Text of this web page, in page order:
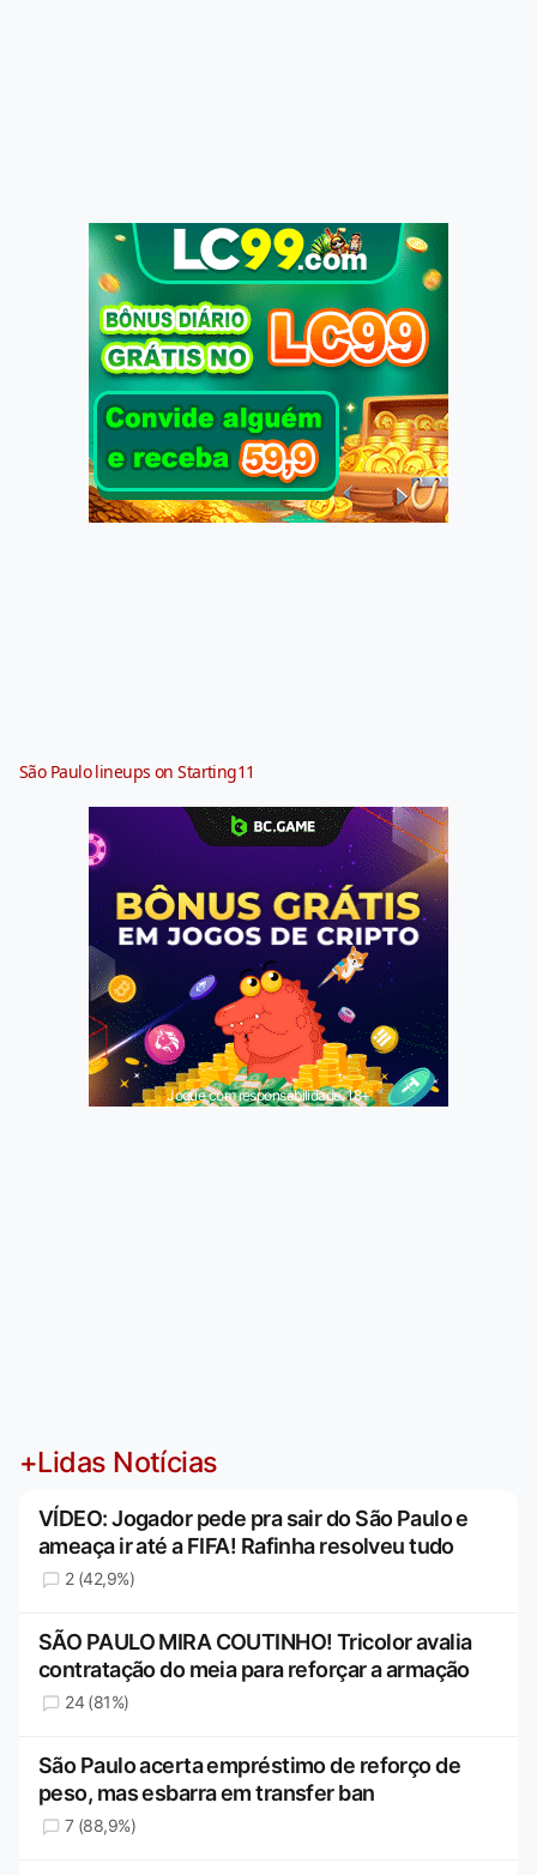
São Paulo lineups on Starting11
Jogue com responsabilidade. 18+
+Lidas Notícias
VÍDEO: Jogador pede pra sair do São Paulo e
ameaça ir até a FIFA! Rafinha resolveu tudo
2 (42,9%)
SÃO PAULO MIRA COUTINHO! Tricolor avalia
contratação do meia para reforçar a armação
24 (81%)
São Paulo acerta empréstimo de reforço de
peso, mas esbarra em transfer ban
7 (88,9%)